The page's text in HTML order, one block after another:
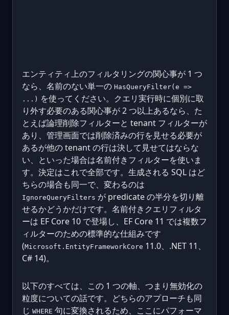
エンティティ上のフィルタリングの関心事が 1 つ
なら、名前のない単一の HasQueryFilter(e =>
...) を使ってください。クエリ実行時に個別に取
り外す必要のある関心事が 2 つ以上あるなら、た
とえば論理削除フィルターと tenant フィルターが
あり、管理画面では削除済みの行を見せる必要が
あるが他の tenant の行は決して見せてはならな
い、といった場合は名前付きフィルターを使いま
す。決定はこれで全部です。生成される SQL はど
ちらの場合も同一で、変わるのは
IgnoreQueryFilters が predicate の半分を切り離
せるかどうかだけです。名前付きクエリフィルタ
ーは EF Core 10 で登場し、EF Core 11 では複数フ
ィルターのための標準的な仕組みです
(Microsoft.EntityFrameworkCore 11.0、.NET 11、
C# 14)。
以下のすべては、この 1 つの軸、つまり無効化の
粒度についての話です。どちらのアプローチも同
じ WHERE 句に変換されるため、ここにパフォーマ